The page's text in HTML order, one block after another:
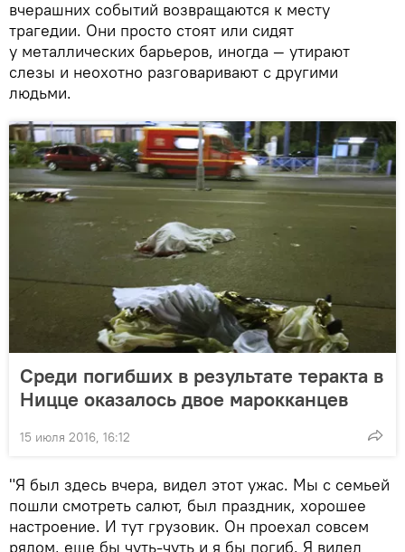
вчерашних событий возвращаются к месту
трагедии. Они просто стоят или сидят
у металлических барьеров, иногда — утирают
слезы и неохотно разговаривают с другими
людьми.
Среди погибших в результате теракта в
Ницце оказалось двое марокканцев
15 июля 2016, 16:12
"Я был здесь вчера, видел этот ужас. Мы с семьей
пошли смотреть салют, был праздник, хорошее
настроение. И тут грузовик. Он проехал совсем
рядом, еще бы чуть-чуть и я бы погиб. Я видел